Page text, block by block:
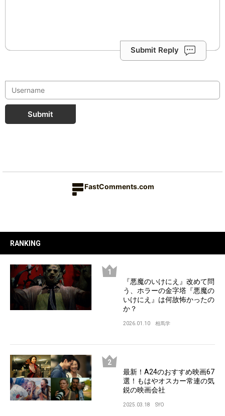
Submit Reply
Submit
FastComments.com
RANKING
『悪魔のいけにえ』改めて問
う、ホラーの金字塔『悪魔の
いけにえ』は何故怖かったの
か？
2026.01.10 相馬学
最新！A24のおすすめ映画67
選！もはやオスカー常連の気
鋭の映画会社
2025.03.18 SYO